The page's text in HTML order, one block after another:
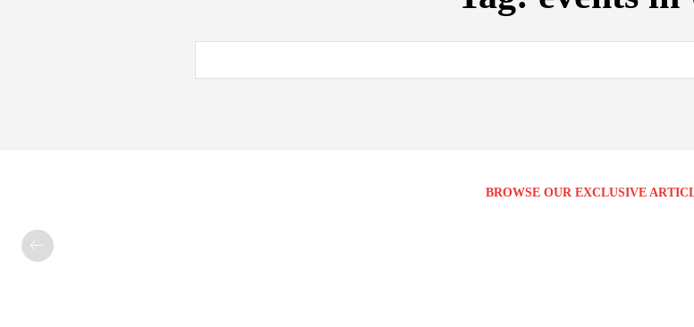
BROWSE OUR EXCLUSIVE